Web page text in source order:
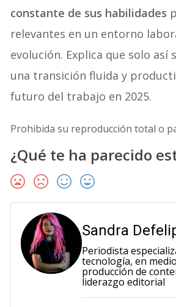
constante de sus habilidades
relevantes en un entorno
evolución. Explica que solo así
una transición fluida y
futuro del trabajo en 2025.
Prohibida su reproducción total o
¿Qué te ha parecido
Sandra
Periodista
tecnología, en
producción de
liderazgo editorial